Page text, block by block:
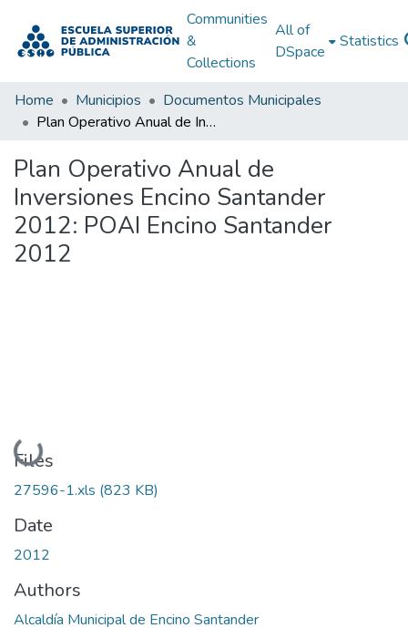
Communities
&
Collections
All of
DSpace
Statistics
Home Municipios
Documentos Municipales
Plan Operativo Anual de Inversiones Encino Santander 2012: POAI Encino Santander 2012
Plan Operativo Anual de
Inversiones Encino Santander
2012: POAI Encino Santander
2012
Loading...
Files
27596-1.xls (823 KB)
Date
2012
Authors
Alcaldía Municipal de Encino Santander